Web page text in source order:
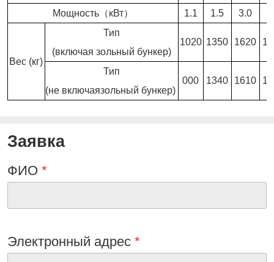
Мощность（кВт）
1.1 1.5 3.0
Вес (кг)
Тип
(включая зольный бункер)
1020 1350 1620
Тип
(не включаязольный бункер)
000 1340 1610
Заявка
ФИО *
Электронный адрес *